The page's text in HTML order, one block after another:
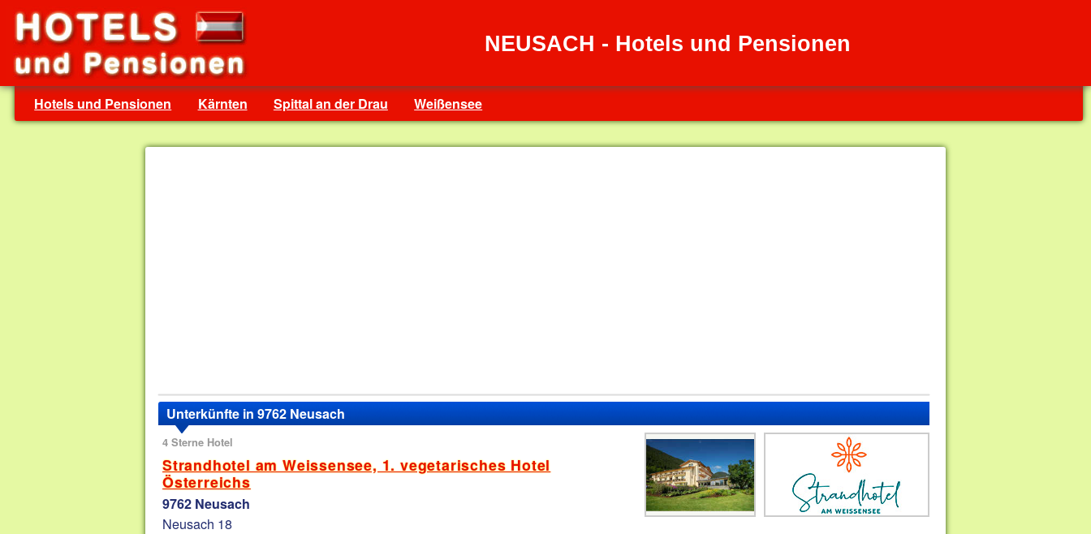
NEUSACH - Hotels und Pensionen
Hotels und Pensionen Kärnten Spittal an der Drau Weißensee
Unterkünfte in 9762 Neusach
4 Sterne Hotel
Strandhotel am Weissensee, 1. vegetarisches Hotel
Österreichs
9762 Neusach
Neusach 18